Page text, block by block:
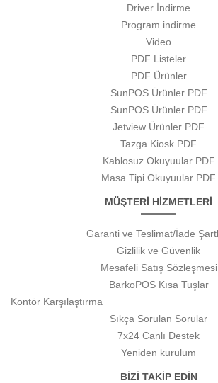
Driver İndirme
Program indirme
Video
PDF Listeler
PDF Ürünler
SunPOS Ürünler PDF
SunPOS Ürünler PDF
Jetview Ürünler PDF
Tazga Kiosk PDF
Kablosuz Okuyuular PDF
Masa Tipi Okuyuular PDF
MÜŞTERİ HİZMETLERİ
Garanti ve Teslimat/İade
Gizlilik ve Güvenlik
Mesafeli Satış Sözleşmesi
BarkoPOS Kısa Tuşlar
Kontör Karşılaştırma
Sıkça Sorulan Sorular
7x24 Canlı Destek
Yeniden kurulum
BİZİ TAKİP EDİN